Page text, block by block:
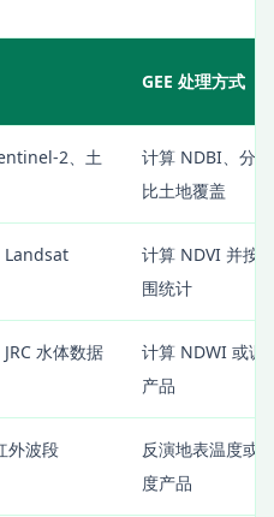
GEE 处理方式
2、土
计算 NDBI、分
比土地覆盖
计算 NDVI 并按
围统计
水体数据
计算 NDWI 或调
产品
外波段
反演地表温度或
度产品